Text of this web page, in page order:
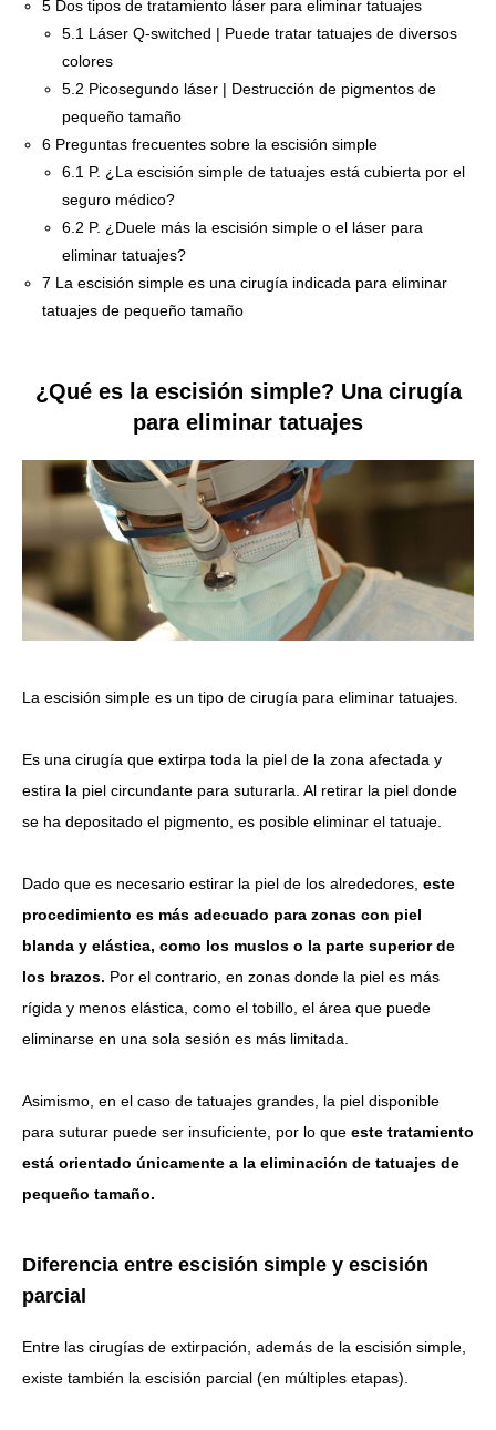
5 Dos tipos de tratamiento láser para eliminar tatuajes
5.1 Láser Q-switched | Puede tratar tatuajes de diversos
colores
5.2 Picosegundo láser | Destrucción de pigmentos de
pequeño tamaño
6 Preguntas frecuentes sobre la escisión simple
6.1 P. ¿La escisión simple de tatuajes está cubierta por el
seguro médico?
6.2 P. ¿Duele más la escisión simple o el láser para
eliminar tatuajes?
7 La escisión simple es una cirugía indicada para eliminar
tatuajes de pequeño tamaño
¿Qué es la escisión simple? Una cirugía
para eliminar tatuajes
La escisión simple es un tipo de cirugía para eliminar tatuajes.
Es una cirugía que extirpa toda la piel de la zona afectada y
estira la piel circundante para suturarla. Al retirar la piel donde
se ha depositado el pigmento, es posible eliminar el tatuaje.
Dado que es necesario estirar la piel de los alrededores, este
procedimiento es más adecuado para zonas con piel
blanda y elástica, como los muslos o la parte superior de
los brazos. Por el contrario, en zonas donde la piel es más
rígida y menos elástica, como el tobillo, el área que puede
eliminarse en una sola sesión es más limitada.
Asimismo, en el caso de tatuajes grandes, la piel disponible
para suturar puede ser insuficiente, por lo que este tratamiento
está orientado únicamente a la eliminación de tatuajes de
pequeño tamaño.
Diferencia entre escisión simple y escisión
parcial
Entre las cirugías de extirpación, además de la escisión simple,
existe también la escisión parcial (en múltiples etapas).